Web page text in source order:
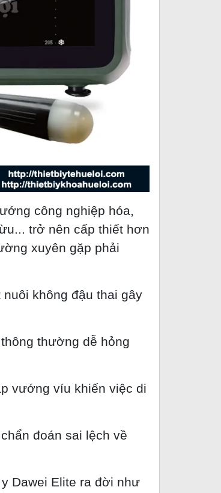
công nghiệp hóa,
trở nên cấp thiết hơn
xuyên gặp phải
không đậu thai gây
thường dễ hỏng
vướng víu khiến việc di
đoán sai lệch về
Dawei Elite ra đời như